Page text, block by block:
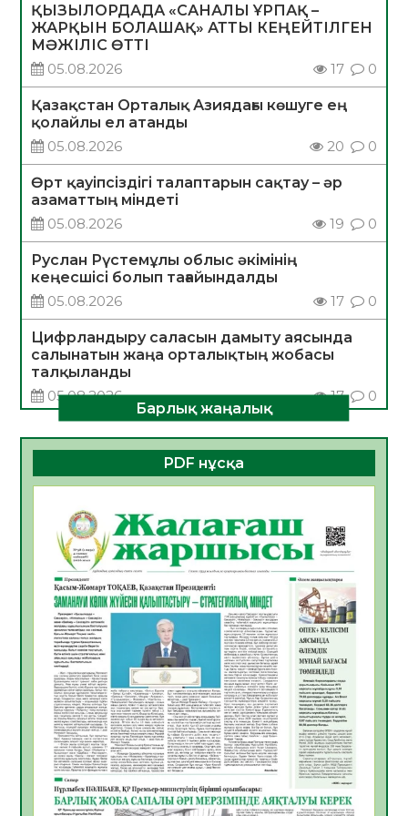
ҚЫЗЫЛОРДАДА «САНАЛЫ ҰРПАҚ –
ЖАРҚЫН БОЛАШАҚ» АТТЫ КЕҢЕЙТІЛГЕН
МӘЖІЛІС ӨТТІ
05.08.2026
17 0
Қазақстан Орталық Азиядағы көшуге ең
қолайлы ел атанды
05.08.2026
20 0
Өрт қауіпсіздігі талаптарын сақтау – әр
азаматтың міндеті
05.08.2026
19 0
Руслан Рүстемұлы облыс әкімінің
кеңесшісі болып тағайындалды
05.08.2026
17 0
Цифрландыру саласын дамыту аясында
салынатын жаңа орталықтың жобасы
талқыланды
05.08.2026
17 0
құралдарының таныстырылымы өтті
05.08.2026
18 0
Қазақстандықтардың 72,3%-ы жаңа
Құрылтай үшін дауыс беруге дайын
05.08.2026
19
ӘРБІР ДАУЫС – ҚОҒАМ ДАМУЫНА
ҚОСЫЛҒАН ҮЛЕС
05.08.2026
26
ҚҰРЫЛТАЙ САЙЛАУЫ – БІРЛІК ПЕН
ЖАУАПКЕРШІЛІККЕ БАСТАЙТЫН ҚАДАМ
05.08.2026
24
Мектептен – Ұлттық ұлан сапына
04.08.2026
34
Үкіметтік емес ұйымдарға арналған
Барлық жаңалық
PDF нұсқа